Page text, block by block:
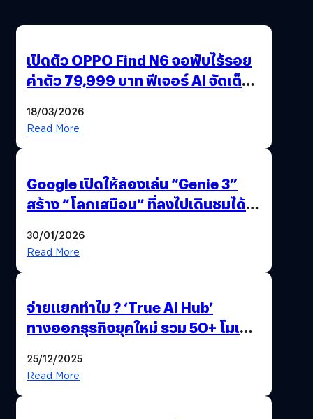
เปิดตัว OPPO Find N6 จอพับไร้รอย
ค่าตัว 79,999 บาท ฟีเจอร์ AI จัดเต็ม
18/03/2026
Read More
Google เปิดให้ลองเล่น “Genie 3”
สร้าง “โลกเสมือน” ที่ลงไปเดินชมได้
30/01/2026
Read More
จ่ายแยกทำไม ? ‘True AI Hub’
ทางออกธุรกิจยุคใหม่ รวม 50+ โมเดล
25/12/2025
Read More